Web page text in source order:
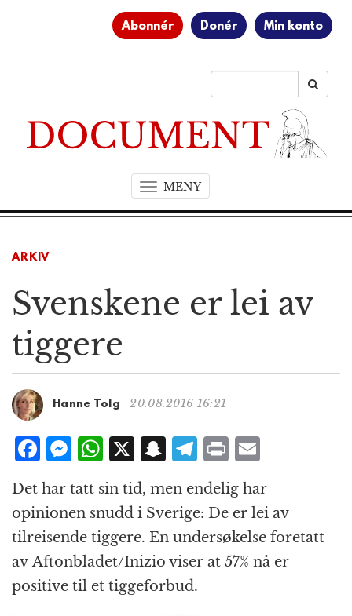
Abonnér Donér Min konto
MENYT
o
a
t
n
ARKIV
Svenskene er lei av
tiggere
Hanne Tolg 20.08.2016 16:21
F
a
c
e
b
o
o
M
ss
e
n
g
e
W
h
at
s
A
p
p
X S
a
p
c
h
at
T
el
e
g
r
a
P
ri
n
t
ai
l
Det har tatt sin tid, men endelig har
opinionen snudd i Sverige: De er lei av
tilreisende tiggere. En undersøkelse foretatt
av Aftonbladet/Inizio viser at 57% nå er
positive til et tiggeforbud.